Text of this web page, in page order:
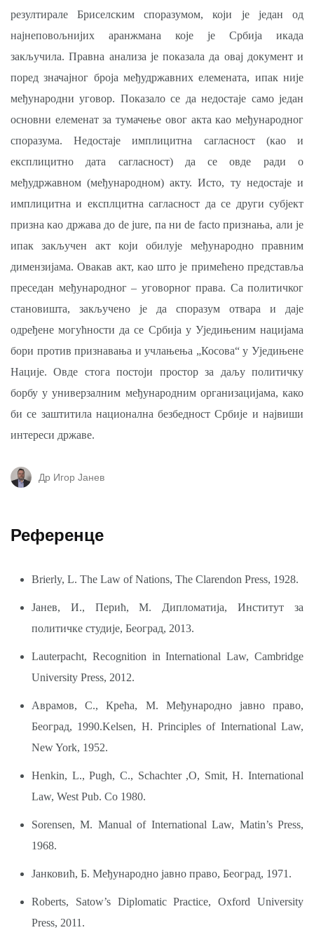
резултирале Бриселским споразумом, који је један од
најнеповољнијих аранжмана које је Србија икада
закључила. Правна анализа је показала да овај документ и
поред значајног броја међудржавних елемената, ипак није
међународни уговор. Показало се да недостаје само један
основни елеменат за тумачење овог акта као међународног
споразума. Недостаје имплицитна сагласност (као и
експлицитно дата сагласност) да се овде ради о
међудржавном (међународном) акту. Исто, ту недостаје и
имплицитна и експлцитна сагласност да се други субјект
призна као држава до de jure, па ни de facto признања, али је
ипак закључен акт који обилује међународно правним
димензијама. Овакав акт, као што је примећено представља
преседан међународног – уговорног права. Са политичког
становишта, закључено је да споразум отвара и даје
одређене могућности да се Србија у Уједињеним нацијама
бори против признавања и учлањења „Косова“ у Уједињене
Нације. Овде стога постоји простор за даљу политичку
борбу у универзалним међународним организацијама, како
би се заштитила национална безбедност Србије и највиши
интереси државе.
Др Игор Јанев
Референце
Brierly, L. The Law of Nations, The Clarendon Press, 1928.
Јанев, И., Перић, М. Дипломатија, Институт за
политичке студије, Београд, 2013.
Lauterpacht, Recognition in International Law, Cambridge
University Press, 2012.
Аврамов, С., Крећа, М. Међународно јавно право,
Београд, 1990.Kelsen, H. Principles of International Law,
New York, 1952.
Henkin, L., Pugh, C., Schachter ,O, Smit, H. International
Law, West Pub. Co 1980.
Sorensen, M. Manual of International Law, Matin’s Press,
1968.
Јанковић, Б. Међународно јавно право, Београд, 1971.
Roberts, Satow’s Diplomatic Practicе, Oxford University
Press, 2011.